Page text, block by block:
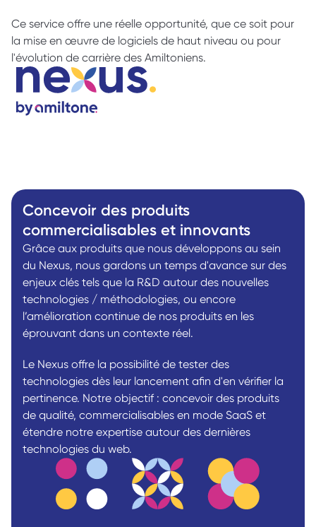
Ce service offre une réelle opportunité, que ce soit pour
la mise en œuvre de logiciels de haut niveau ou pour
l'évolution de carrière des Amiltoniens.
Concevoir des produits
commercialisables et innovants
Grâce aux produits que nous développons au sein
du Nexus, nous gardons un temps d'avance sur des
enjeux clés tels que la R&D autour des nouvelles
technologies / méthodologies, ou encore
l’amélioration continue de nos produits en les
éprouvant dans un contexte réel.
Le Nexus offre la possibilité de tester des
technologies dès leur lancement afin d'en vérifier la
pertinence. Notre objectif : concevoir des produits
de qualité, commercialisables en mode SaaS et
étendre notre expertise autour des dernières
technologies du web.